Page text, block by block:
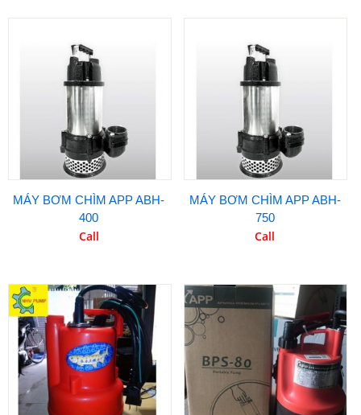
MÁY BƠM CHÌM APP ABH-
400
Call
MÁY BƠM CHÌM APP ABH-
750
Call